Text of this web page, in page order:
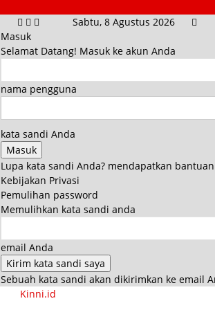
Sabtu, 8 Agustus 2026
Masuk
Selamat Datang! Masuk ke akun Anda
nama pengguna
kata sandi Anda
Lupa kata sandi Anda? mendapatkan bantuan
Kebijakan Privasi
Pemulihan password
Memulihkan kata sandi anda
email Anda
Sebuah kata sandi akan dikirimkan ke email
Kinni.id